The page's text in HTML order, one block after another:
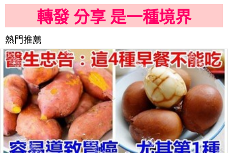
轉發 分享 是一種境界
熱門推薦